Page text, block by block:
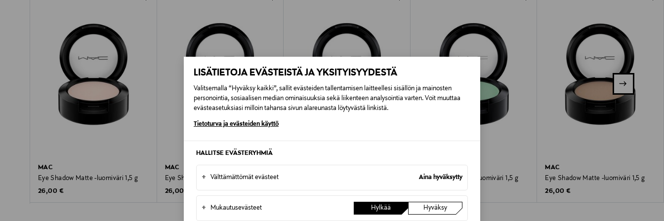
LISÄTIETOJA EVÄSTEISTÄ JA YKSITYISYYDESTÄ
Valitsemalla “Hyväksy kaikki”, sallit evästeiden tallentamisen laitteellesi sisällön ja mainosten
personointia, sosiaalisen median ominaisuuksia sekä liikenteen analysointia varten. Voit muuttaa
evästeasetuksiasi milloin tahansa sivun alareunasta löytyvästä linkistä.
Tietoturva ja evästeiden käyttö
HALLITSE EVÄSTERYHMIÄ
+ Välttämättömät evästeet Aina hyväksytty
+ Mukautusevästeet Hylkää Hyväksy
MAC
Eye Shadow Matte -luomiväri 1,5 g
Original Price
26,00 €
MAC
Eye Shadow Matte -luomiväri 1,5 g
Original Price
26,00 €
Original Price
26,00 €
Eye Shadow Matte -luomiväri 1,5 g
Original Price
26,00 €
MAC
Eye Shadow Matte -luomiväri 1,5 g
Original Price
26,00 €